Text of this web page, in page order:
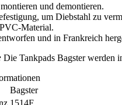
und demontieren.
um Diebstahl zu
Material.
und in Frankreich
Die Tankpads Bagster werden
Bagster
1514F